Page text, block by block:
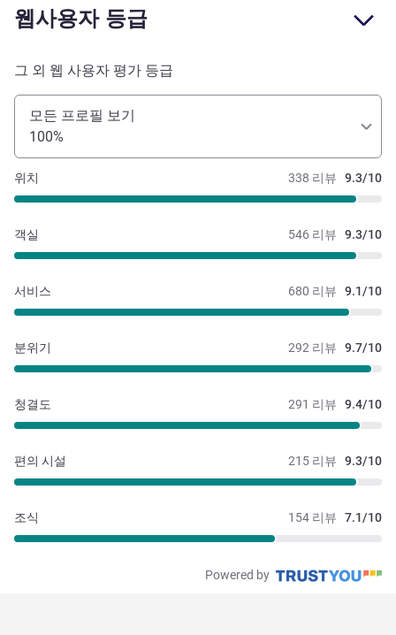
웹사용자 등급
그 외 웹 사용자 평가 등급
모든 프로필 보기
100%
338 리뷰 9.3/10
위치
546 리뷰 9.3/10
객실
680 리뷰 9.1/10
서비스
292 리뷰 9.7/10
분위기
291 리뷰 9.4/10
청결도
215 리뷰 9.3/10
편의 시설
154 리뷰 7.1/10
조식
Powered by